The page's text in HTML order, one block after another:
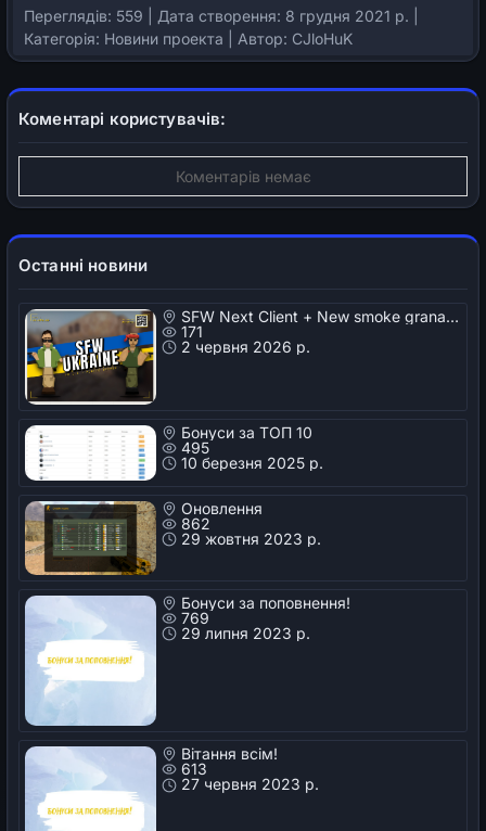
Переглядів: 559 | Дата створення: 8 грудня 2021 р. |
Категорія: Новини проекта | Автор: CJloHuK
Коментарі користувачів:
Коментарів немає
Останні новини
SFW Next Client + New smoke granade
171
2 червня 2026 р.
Бонуси за ТОП 10
495
10 березня 2025 р.
Оновлення
862
29 жовтня 2023 р.
Бонуси за поповнення!
769
29 липня 2023 р.
Вітання всім!
613
27 червня 2023 р.